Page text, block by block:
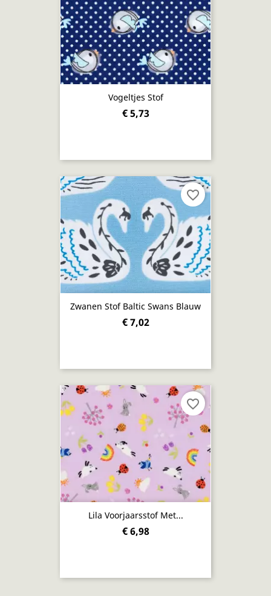
Vogeltjes Stof
€ 5,73
Zwanen Stof Baltic Swans Blauw
€ 7,02
favorite_border
Lila Voorjaarsstof Met...
€ 6,98
favorite_border